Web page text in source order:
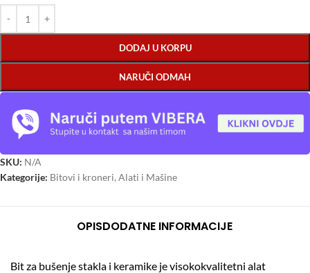
DODAJ U KORPU
NARUČI ODMAH
SKU: N/A
Kategorije: Bitovi i kroneri, Alati i Mašine
OPISDODATNE INFORMACIJE
Bit za bušenje stakla i keramike je visokokvalitetni alat